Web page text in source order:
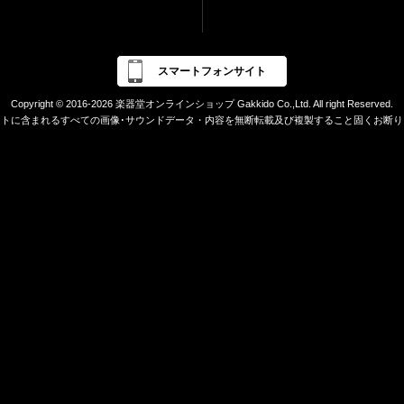
スマートフォンサイト
Copyright © 2016-2026 楽器堂オンラインショップ Gakkido Co.,Ltd. All right Reserved.
に含まれるすべての画像･サウンドデータ・内容を無断転載及び複製すること固くお断